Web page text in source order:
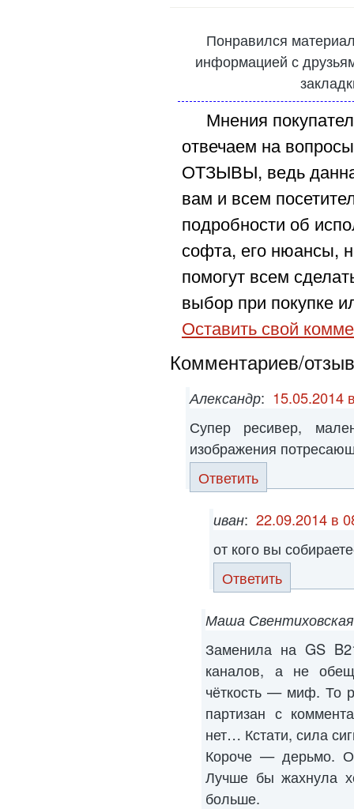
Понравился
информацией с
Мнения
отвечаем на
ОТЗЫВЫ, ведь
вам и всем
подробности об
софта, его нюансы,
помогут всем
выбор при покупке
Оставить свой
Комментариев/
Александр: 15.05.2014
Супер ресивер,
изображения
Ответить
иван: 22.09.2014 в
от кого вы
Ответить
Маша
Заменила на GS
каналов, а не
чёткость — миф. То
партизан с
нет… Кстати, сила
Короче — дерьмо.
Лучше бы жахнула
больше.